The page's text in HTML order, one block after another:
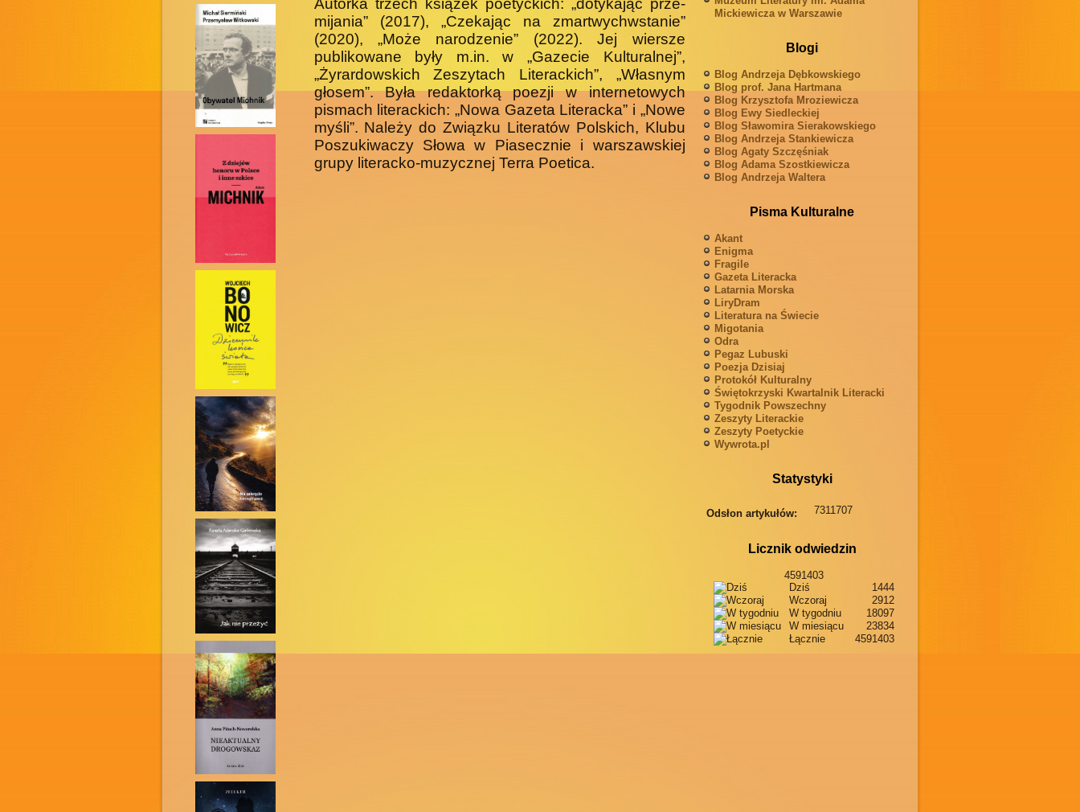
Autorka trzech książek poetyckich: „dotykając prze­
mijania” (2017), „Czekając na zmartwychwstanie”
(2020), „Może narodzenie” (2022). Jej wiersze
publiko­wane były m.in. w „Gazecie Kulturalnej”,
„Żyrardowskich Zeszytach Literackich”, „Własnym
głosem”. Była redaktorką poezji w internetowych
pismach litera­ckich: „Nowa Gazeta Literacka” i „Nowe
myśli”. Należy do Związku Literatów Polskich, Klubu
Poszukiwaczy Słowa w Piasecznie i warszawskiej
grupy literacko-muzycznej Terra Poetica.
Mickiewicza w Warszawie
Blogi
Blog Andrzeja Dębkowskiego
Blog prof. Jana Hartmana
Blog Krzysztofa Mroziewicza
Blog Ewy Siedleckiej
Blog Sławomira Sierakowskiego
Blog Andrzeja Stankiewicza
Blog Agaty Szczęśniak
Blog Adama Szostkiewicza
Blog Andrzeja Waltera
Pisma Kulturalne
Akant
Enigma
Fragile
Gazeta Literacka
Latarnia Morska
LiryDram
Literatura na Świecie
Migotania
Odra
Pegaz Lubuski
Poezja Dzisiaj
Protokół Kulturalny
Świętokrzyski Kwartalnik Literacki
Tygodnik Powszechny
Zeszyty Literackie
Zeszyty Poetyckie
Wywrota.pl
Statystyki
Odsłon artykułów: 7311707
Licznik odwiedzin
4591403
Dziś
1444
Wczoraj
2912
W tygodniu
18097
W miesiącu
23834
Łącznie
4591403